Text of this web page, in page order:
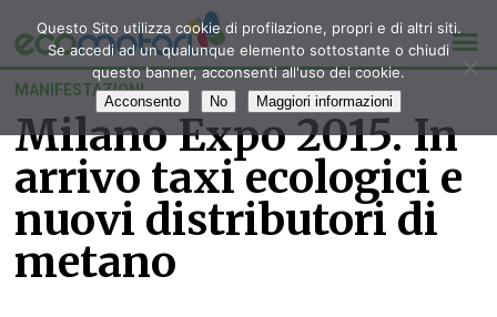
MANIFESTAZIONI
Milano Expo 2015. In
arrivo taxi ecologici e
nuovi distributori di
metano
Questo Sito utilizza cookie di profilazione, propri e di altri siti.
Se accedi ad un qualunque elemento sottostante o chiudi
questo banner, acconsenti all'uso dei cookie.
Acconsento No Maggiori informazioni